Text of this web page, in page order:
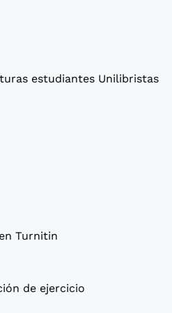
estudiantes Unilibristas
Turnitin
de ejercicio